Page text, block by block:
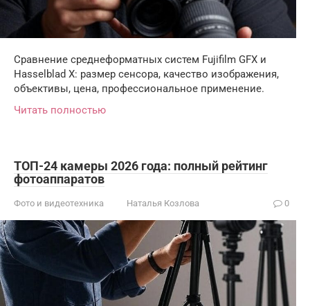
Сравнение среднеформатных систем Fujifilm GFX и
Hasselblad X: размер сенсора, качество изображения,
объективы, цена, профессиональное применение.
Читать полностью
ТОП-24 камеры 2026 года: полный рейтинг
фотоаппаратов
Фото и видеотехника Наталья Козлова 0